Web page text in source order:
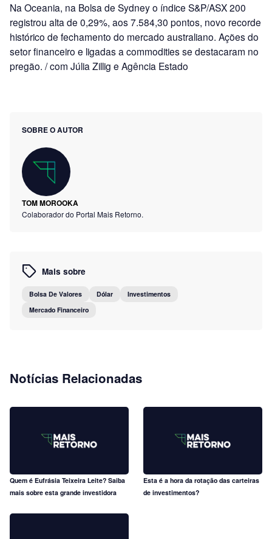
Na Oceania, na Bolsa de Sydney o índice S&P/ASX 200
registrou alta de 0,29%, aos 7.584,30 pontos, novo recorde
histórico de fechamento do mercado australiano. Ações do
setor financeiro e ligadas a commodities se destacaram no
pregão. / com Júlia Zillig e Agência Estado
SOBRE O AUTOR
TOM MOROOKA
Colaborador do Portal Mais Retorno.
Mais sobre
Bolsa De Valores Dólar
Investimentos
Mercado Financeiro
Notícias Relacionadas
Quem é Eufrásia Teixeira Leite? Saiba
mais sobre esta grande investidora
Esta é a hora da rotação das carteiras
de investimentos?